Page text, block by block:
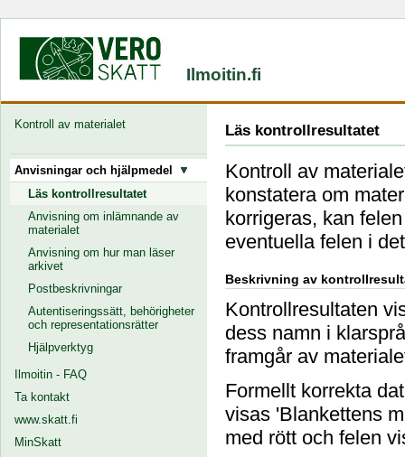
Ilmoitin.fi
Kontroll av materialet
Anvisningar och hjälpmedel
Läs kontrollresultatet
Anvisning om inlämnande av
materialet
Anvisning om hur man läser
arkivet
Postbeskrivningar
Autentiseringssätt, behörigheter
och representationsrätter
Hjälpverktyg
Ilmoitin - FAQ
Ta kontakt
www.skatt.fi
MinSkatt
Läs kontrollresultatet
Kontroll av
konstatera om
korrigeras, kan
eventuella felen i
Beskrivning av
Kontrollresultaten
dess namn i
framgår av
Formellt korrekta
visas 'Blankettens
med rött och felen